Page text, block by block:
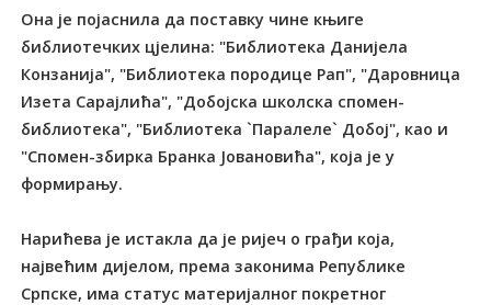
Она је појаснила да поставку чине књиге
библиотечких цјелина: "Библиотека Данијела
Конзанија", "Библиотека породице Рап", "Даровница
Изета Сарајлића", "Добојска школска спомен-
библиотека", "Библиотека `Паралеле` Добој", као и
"Спомен-збирка Бранка Јовановића", која је у
формирању.
Нарићева је истакла да је ријеч о грађи која,
највећим дијелом, према законима Републике
Српске, има статус материјалног покретног